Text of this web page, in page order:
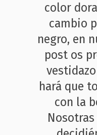
color
cambio
negro, en
post os
hará que
con la